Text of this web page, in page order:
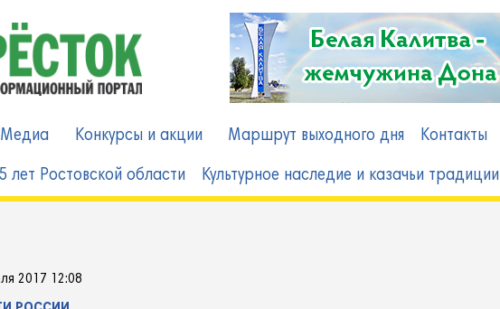
Медиа Конкурсы и акции Маршрут выходного дня Контакты
лет Ростовской области Культурное наследие и казачьи традиции
2017 12:08